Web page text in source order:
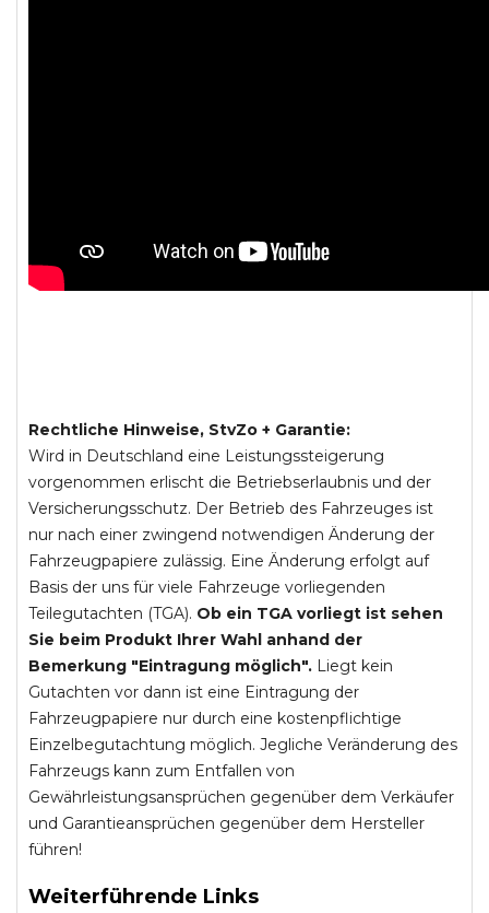
Rechtliche Hinweise, StvZo + Garantie:
Wird in Deutschland eine Leistungssteigerung
vorgenommen erlischt die Betriebserlaubnis und der
Versicherungsschutz. Der Betrieb des Fahrzeuges ist
nur nach einer zwingend notwendigen Änderung der
Fahrzeugpapiere zulässig. Eine Änderung erfolgt auf
Basis der uns für viele Fahrzeuge vorliegenden
Teilegutachten (TGA). Ob ein TGA vorliegt ist sehen
Sie beim Produkt Ihrer Wahl anhand der
Bemerkung "Eintragung möglich". Liegt kein
Gutachten vor dann ist eine Eintragung der
Fahrzeugpapiere nur durch eine kostenpflichtige
Einzelbegutachtung möglich. Jegliche Veränderung des
Fahrzeugs kann zum Entfallen von
Gewährleistungsansprüchen gegenüber dem Verkäufer
und Garantieansprüchen gegenüber dem Hersteller
führen!
Weiterführende Links